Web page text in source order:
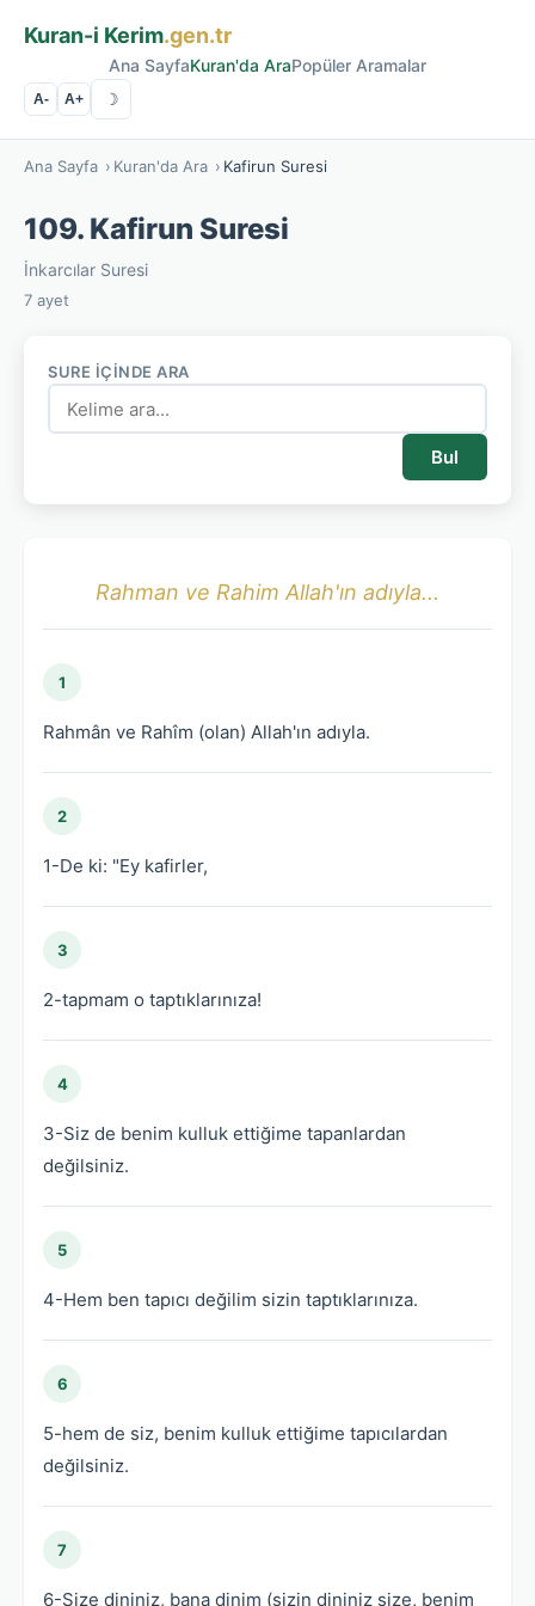
Kuran-i Kerim.gen.tr
Ana SayfaKuran'da AraPopüler Aramalar
A- A+ ☽
Ana Sayfa › Kuran'da Ara › Kafirun Suresi
109. Kafirun Suresi
İnkarcılar Suresi
7 ayet
SURE İÇINDE ARA
Bul
Rahman ve Rahim Allah'ın adıyla...
1
Rahmân ve Rahîm (olan) Allah'ın adıyla.
2
1-De ki: "Ey kafirler,
3
2-tapmam o taptıklarınıza!
4
3-Siz de benim kulluk ettiğime tapanlardan
değilsiniz.
5
4-Hem ben tapıcı değilim sizin taptıklarınıza.
6
5-hem de siz, benim kulluk ettiğime tapıcılardan
değilsiniz.
7
6-Size dininiz, bana dinim (sizin dininiz size, benim